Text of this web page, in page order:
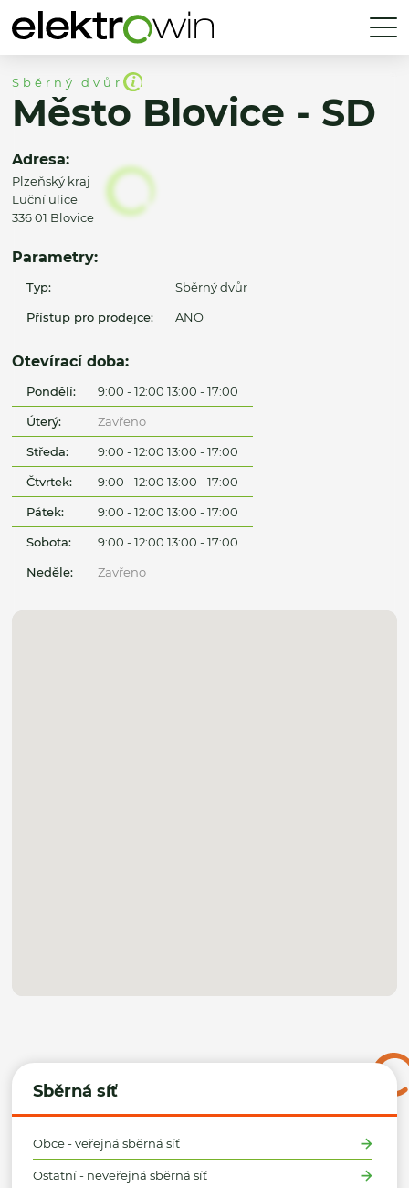
Sběrná síť
Obce - veřejná sběrná síť
Ostatní - neveřejná sběrná síť
Sběrný dvůr
Město Blovice - SD
Adresa:
Plzeňský kraj
Luční ulice
336 01 Blovice
Parametry:
Typ: Sběrný dvůr
Přístup pro prodejce: ANO
Otevírací doba:
Pondělí: 9:00 - 12:00 13:00 - 17:00
Úterý: Zavřeno
Středa: 9:00 - 12:00 13:00 - 17:00
Čtvrtek: 9:00 - 12:00 13:00 - 17:00
Pátek: 9:00 - 12:00 13:00 - 17:00
Sobota: 9:00 - 12:00 13:00 - 17:00
Neděle: Zavřeno